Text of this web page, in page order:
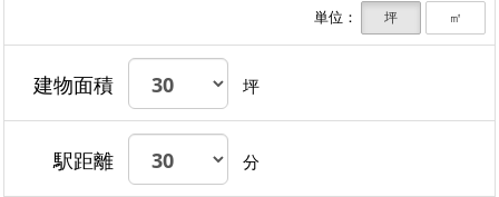
単位： 坪 ㎡
建物面積 坪
駅距離 分